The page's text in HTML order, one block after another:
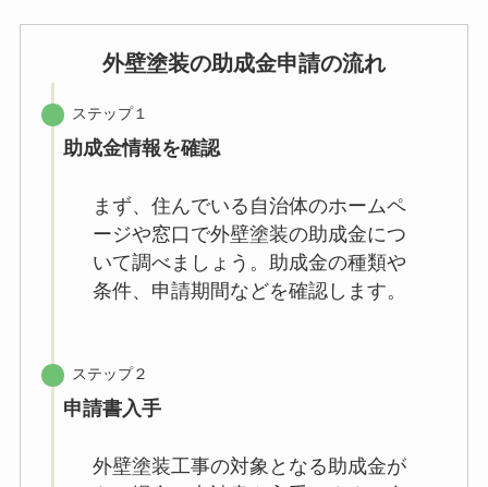
外壁塗装の助成金申請の流れ
ステップ１
助成金情報を確認
まず、住んでいる自治体のホームペ
ージや窓口で外壁塗装の助成金につ
いて調べましょう。助成金の種類や
条件、申請期間などを確認します。
ステップ２
申請書入手
外壁塗装工事の対象となる助成金が